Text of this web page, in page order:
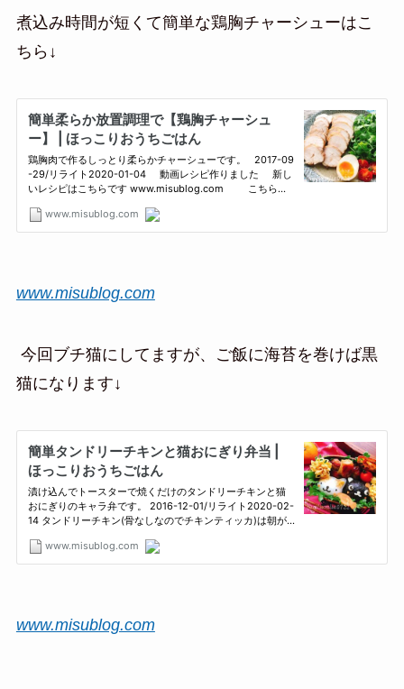
煮込み時間が短くて簡単な鶏胸チャーシューはこ
ちら↓
www.misublog.com
今回ブチ猫にしてますが、ご飯に海苔を巻けば黒
猫になります↓
www.misublog.com